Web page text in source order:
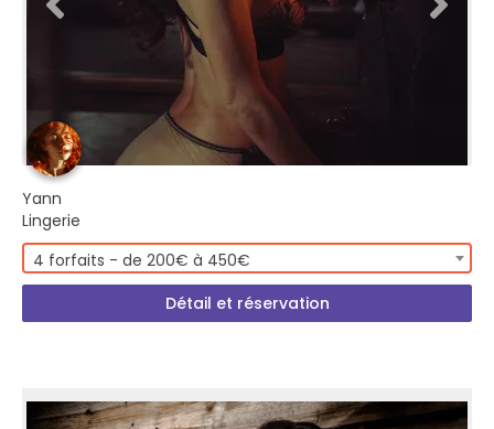
Yann
Lingerie
4 forfaits - de 200€ à 450€
Détail et réservation